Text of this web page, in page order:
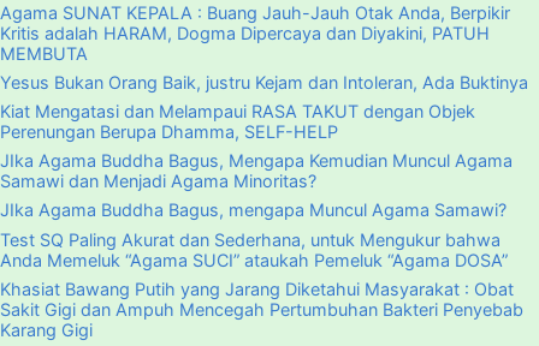
Agama SUNAT KEPALA : Buang Jauh-Jauh Otak Anda, Berpikir
Kritis adalah HARAM, Dogma Dipercaya dan Diyakini, PATUH
MEMBUTA
Yesus Bukan Orang Baik, justru Kejam dan Intoleran, Ada Buktinya
Kiat Mengatasi dan Melampaui RASA TAKUT dengan Objek
Perenungan Berupa Dhamma, SELF-HELP
JIka Agama Buddha Bagus, Mengapa Kemudian Muncul Agama
Samawi dan Menjadi Agama Minoritas?
JIka Agama Buddha Bagus, mengapa Muncul Agama Samawi?
Test SQ Paling Akurat dan Sederhana, untuk Mengukur bahwa
Anda Memeluk “Agama SUCI” ataukah Pemeluk “Agama DOSA”
Khasiat Bawang Putih yang Jarang Diketahui Masyarakat : Obat
Sakit Gigi dan Ampuh Mencegah Pertumbuhan Bakteri Penyebab
Karang Gigi